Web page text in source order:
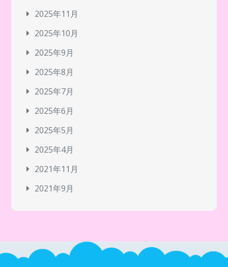
2025年11月
2025年10月
2025年9月
2025年8月
2025年7月
2025年6月
2025年5月
2025年4月
2021年11月
2021年9月